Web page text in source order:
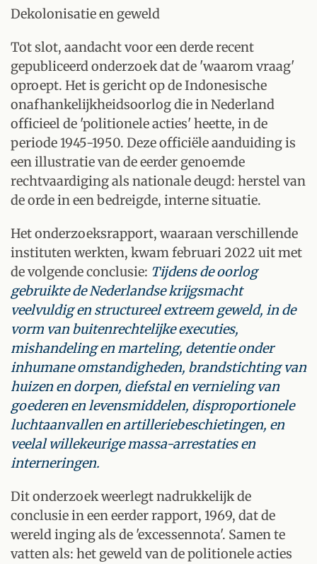
Dekolonisatie en geweld
Tot slot, aandacht voor een derde recent
gepubliceerd onderzoek dat de 'waarom vraag'
oproept. Het is gericht op de Indonesische
onafhankelijkheidsoorlog die in Nederland
officieel de 'politionele acties' heette, in de
periode 1945-1950. Deze officiële aanduiding is
een illustratie van de eerder genoemde
rechtvaardiging als nationale deugd: herstel van
de orde in een bedreigde, interne situatie.
Het onderzoeksrapport, waaraan verschillende
instituten werkten, kwam februari 2022 uit met
de volgende conclusie: Tijdens de oorlog
gebruikte de Nederlandse krijgsmacht
veelvuldig en structureel extreem geweld, in de
vorm van buitenrechtelijke executies,
mishandeling en marteling, detentie onder
inhumane omstandigheden, brandstichting van
huizen en dorpen, diefstal en vernieling van
goederen en levensmiddelen, disproportionele
luchtaanvallen en artilleriebeschietingen, en
veelal willekeurige massa-arrestaties en
interneringen.
Dit onderzoek weerlegt nadrukkelijk de
conclusie in een eerder rapport, 1969, dat de
wereld inging als de 'excessennota'. Samen te
vatten als: het geweld van de politionele acties